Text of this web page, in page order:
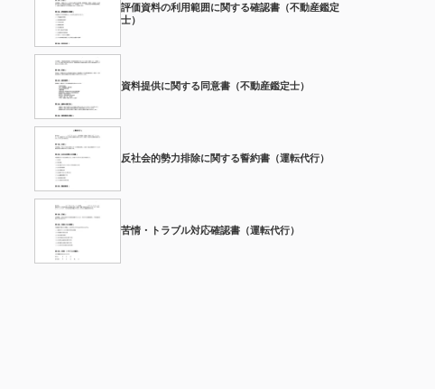
評価資料の利用範囲に関する確認書（不動産鑑定
士）
資料提供に関する同意書（不動産鑑定士）
反社会的勢力排除に関する誓約書（運転代行）
苦情・トラブル対応確認書（運転代行）